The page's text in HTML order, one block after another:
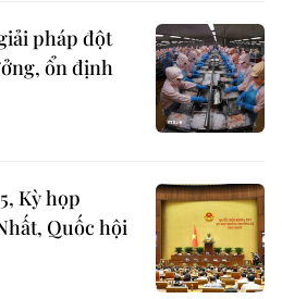
pháp đột
ổn định
Kỳ họp
Quốc hội